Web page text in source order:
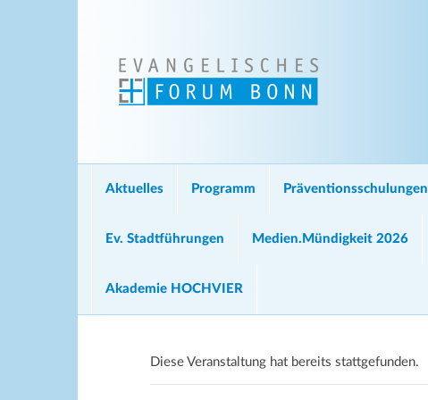
Aktuelles Programm Präventionsschulungen
Ev. Stadtführungen Medien.Mündigkeit 2026
Akademie HOCHVIER
Diese Veranstaltung hat bereits stattgefunden.